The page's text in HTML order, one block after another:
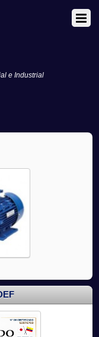
e Industrial